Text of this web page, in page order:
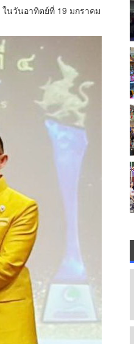
นวันอาทิตย์ที่ 19 มกราคม